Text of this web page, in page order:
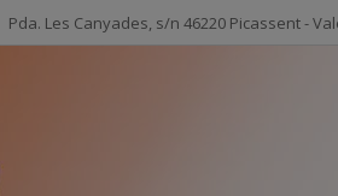
Pda. Les Canyades, s/n 46220 Picassent -